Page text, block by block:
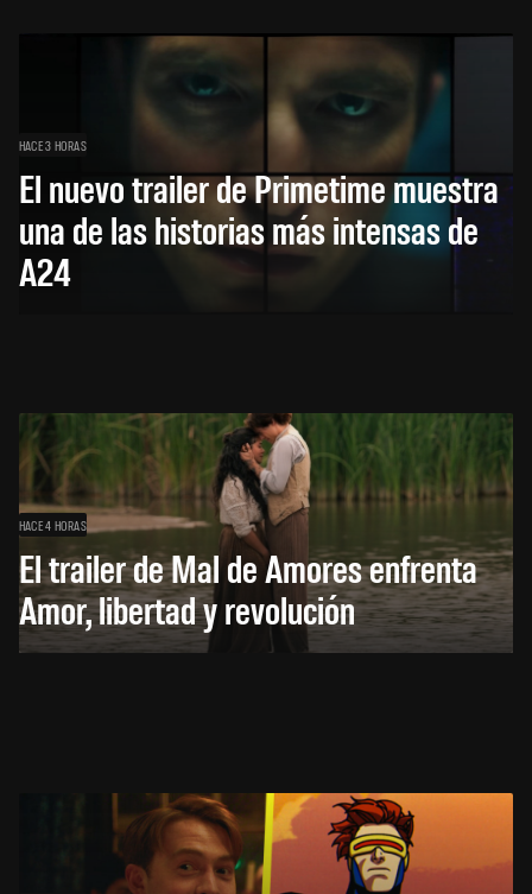
HACE 3 HORAS
El nuevo trailer de Primetime muestra
una de las historias más intensas de
A24
HACE 4 HORAS
El trailer de Mal de Amores enfrenta
Amor, libertad y revolución